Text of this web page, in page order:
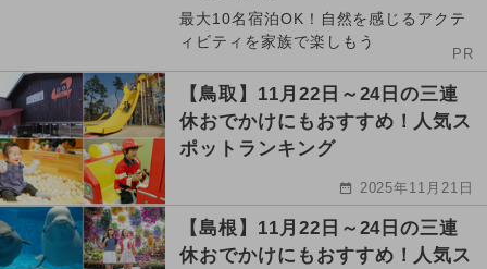
最大10名宿泊OK！自然を感じるアクテ
ィビティを家族で楽しもう
PR
【鳥取】11月22日～24日の三連
休おでかけにもおすすめ！人気ス
ポットランキング
2025年11月21日
【島根】11月22日～24日の三連
休おでかけにもおすすめ！人気ス